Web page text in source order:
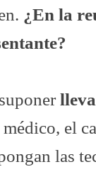
¿En la
el
las